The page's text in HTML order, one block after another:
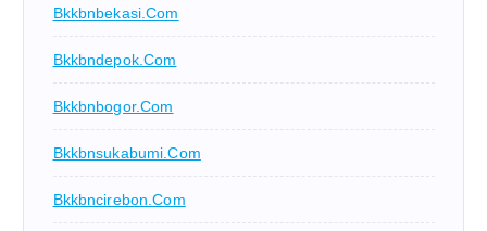
Bkkbnbekasi.com
Bkkbndepok.com
Bkkbnbogor.com
Bkkbnsukabumi.com
Bkkbncirebon.com